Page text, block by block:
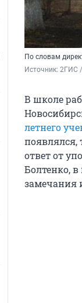
По словам
Источник: 2ГИС /
В школе
летнего
появлялся,
ответ от
Болтенко,
замечания